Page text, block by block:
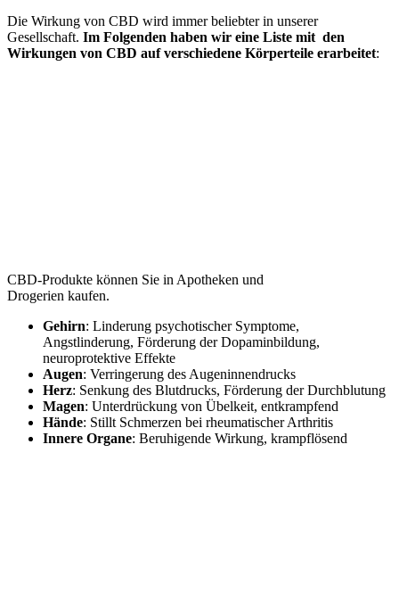
Die Wirkung von CBD wird immer beliebter in unserer
Gesellschaft. Im Folgenden haben wir eine Liste mit den
Wirkungen von CBD auf verschiedene Körperteile erarbeitet:
CBD-Produkte können Sie in Apotheken und
Drogerien kaufen.
Gehirn: Linderung psychotischer Symptome,
Angstlinderung, Förderung der Dopaminbildung,
neuroprotektive Effekte
Augen: Verringerung des Augeninnendrucks
Herz: Senkung des Blutdrucks, Förderung der Durchblutung
Magen: Unterdrückung von Übelkeit, entkrampfend
Hände: Stillt Schmerzen bei rheumatischer Arthritis
Innere Organe: Beruhigende Wirkung, krampflösend